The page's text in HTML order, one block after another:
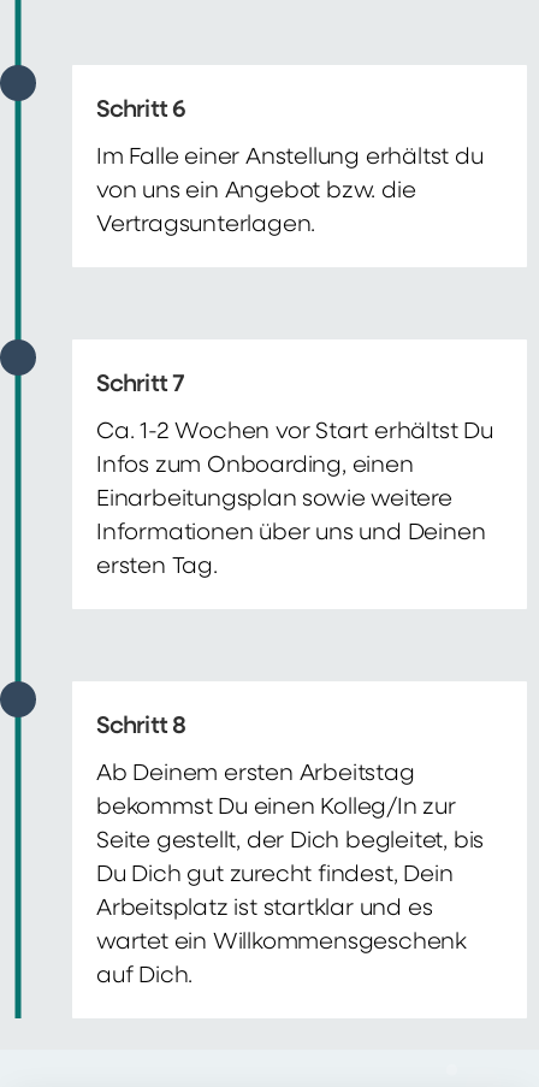
Schritt 6
Im Falle einer Anstellung erhältst du
von uns ein Angebot bzw. die
Vertragsunterlagen.
Schritt 7
Ca. 1-2 Wochen vor Start erhältst Du
Infos zum Onboarding, einen
Einarbeitungsplan sowie weitere
Informationen über uns und Deinen
ersten Tag.
Schritt 8
Ab Deinem ersten Arbeitstag
bekommst Du einen Kolleg/In zur
Seite gestellt, der Dich begleitet, bis
Du Dich gut zurecht findest, Dein
Arbeitsplatz ist startklar und es
wartet ein Willkommensgeschenk
auf Dich.